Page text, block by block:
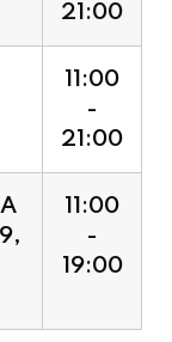
21:00
11:00
-
21:00
11:00
-
19:00